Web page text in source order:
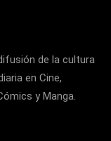
de la cultura
en Cine,
y Manga.